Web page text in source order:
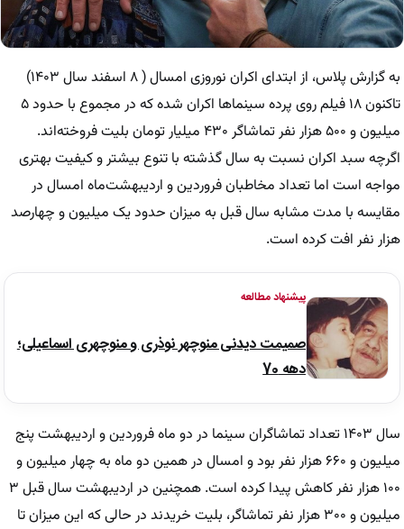
به گزارش پلاس، از ابتدای اکران نوروزی امسال ( ۸ اسفند سال ۱۴۰۳)
تاکنون ۱۸ فیلم روی پرده سینماها اکران شده که در مجموع با حدود ۵
میلیون و ۵۰۰ هزار نفر تماشاگر ۴۳۰ میلیار تومان بلیت فروخته‌اند.
اگرچه سبد اکران نسبت به سال گذشته با تنوع بیشتر و کیفیت بهتری
مواجه است اما تعداد مخاطبان فروردین و اردیبهشت‌ماه امسال در
مقایسه با مدت مشابه سال قبل به میزان حدود یک میلیون و چهارصد
هزار نفر افت کرده است.
پیشنهاد مطالعه
صمیمت دیدنی منوچهر نوذری و منوچهری اسماعیلی؛
دهه 70
سال ۱۴۰۳ تعداد تماشاگران سینما در دو ماه فروردین و اردیبهشت پنج
میلیون و ۶۶۰ هزار نفر بود و امسال در همین دو ماه به چهار میلیون و
۱۰۰ هزار نفر کاهش پیدا کرده است. همچنین در اردیبهشت سال قبل ۳
میلیون و ۳۰۰ هزار نفر تماشاگر، بلیت خریدند در حالی که این میزان تا